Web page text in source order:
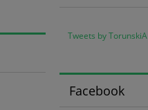
Tweets by TorunskiA
Facebook